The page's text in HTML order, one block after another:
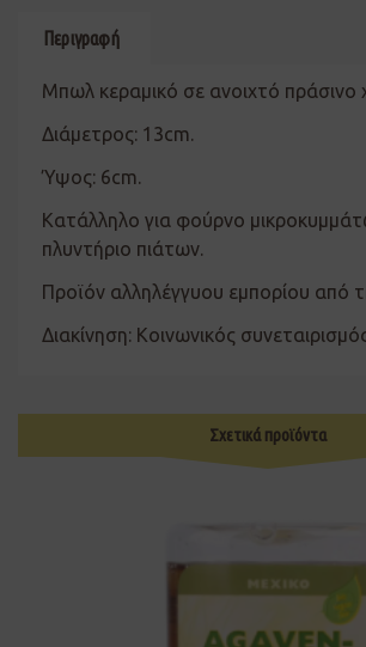
Περιγραφή
Μπωλ κεραμικό σε ανοιχτό πράσινο
Διάμετρος: 13cm.
Ύψος: 6cm.
Κατάλληλο για φούρνο
πλυντήριο πιάτων.
Προϊόν αλληλέγγυου εμπορίου από
Διακίνηση: Κοινωνικός
Σχετικά προϊόντα